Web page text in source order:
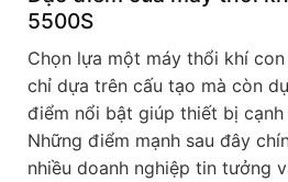
5500S
Chọn lựa một máy thổi khí
chỉ dựa trên cấu tạo mà còn
điểm nổi bật giúp thiết bị
Những điểm mạnh sau đây
nhiều doanh nghiệp tin tưởng